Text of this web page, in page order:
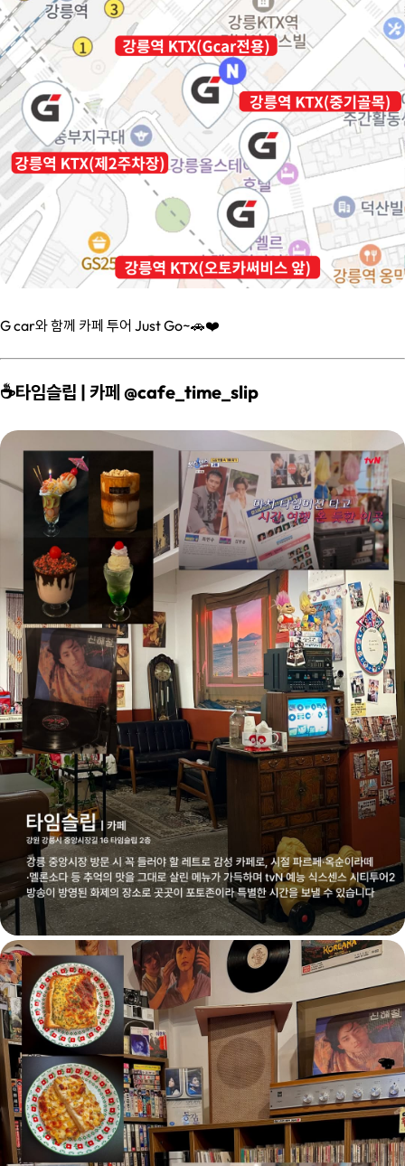
G car와 함께 카페 투어 Just Go~🚗❤️
☕️타임슬립 | 카페 @cafe_time_slip